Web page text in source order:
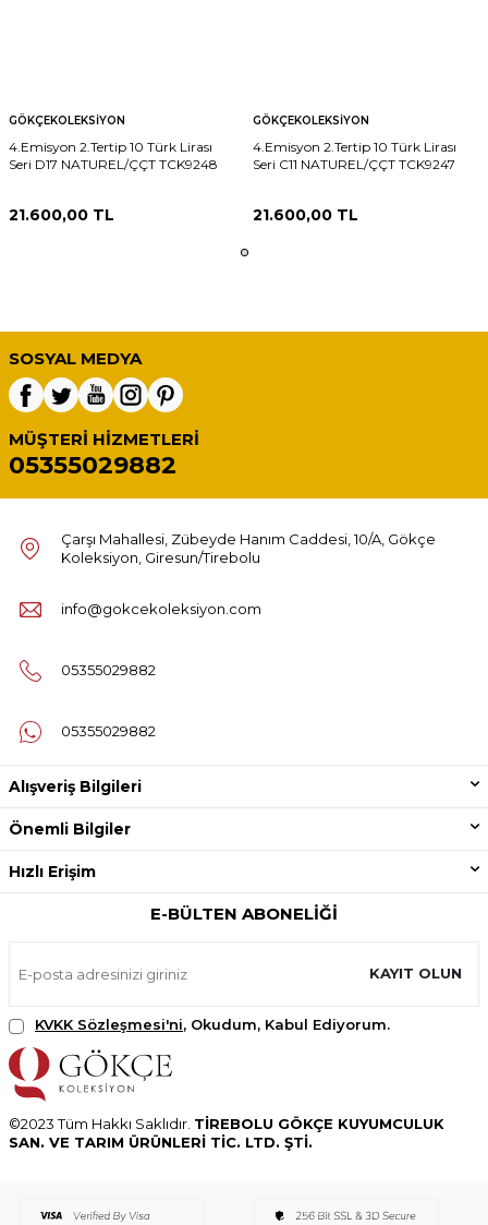
GÖKÇEKOLEKSIYON
4.Emisyon 2.Tertip 10 Türk Lirası
Seri D17 NATUREL/ÇÇT TCK9248
21.600,00 TL
GÖKÇEKOLEKSIYON
4.Emisyon 2.Tertip 10 Türk Lirası
Seri C11 NATUREL/ÇÇT TCK9247
21.600,00TL
SOSYAL MEDYA
MÜŞTERI HIZMETLERI
05355029882
Çarşı Mahallesi, Zübeyde Hanım Caddesi, 10/A, Gökçe
Koleksiyon, Giresun/Tirebolu
info@gokcekoleksiyon.com
05355029882
05355029882
Alışveriş Bilgileri
Önemli Bilgiler
Hızlı Erişim
E-BÜLTEN ABONELIĞI
KAYIT OLUN
KVKK Sözleşmesi'ni, Okudum, Kabul Ediyorum.
©2023 Tüm Hakkı Saklıdır. TİREBOLU GÖKÇE KUYUMCULUK
SAN. VE TARIM ÜRÜNLERİ TİC. LTD. ŞTİ.